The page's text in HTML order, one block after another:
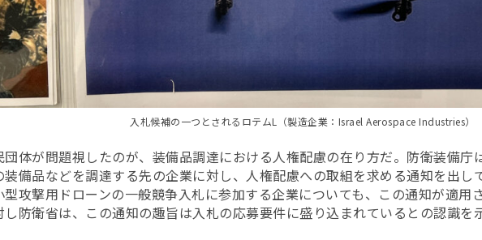
入札候補の一つとされるロテムL（製造企業：Israel Aerospace Industries）
団体が問題視したのが、装備品調達における人権配慮の在り方だ。防衛装備庁
装備品などを調達する先の企業に対し、人権配慮への取組を求める通知を出し
型攻撃用ドローンの一般競争入札に参加する企業についても、この通知が適用
し防衛省は、この通知の趣旨は入札の応募要件に盛り込まれているとの認識を